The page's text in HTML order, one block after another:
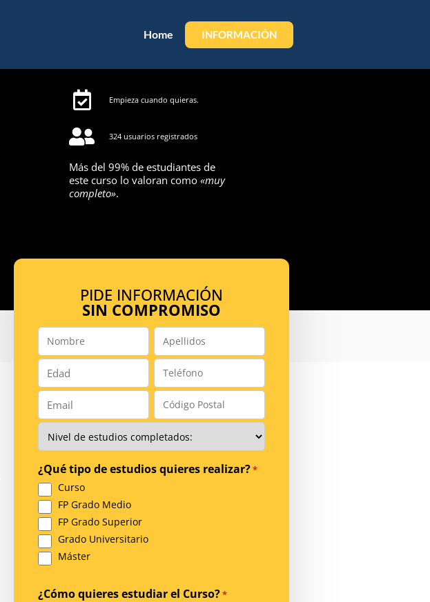
Home INFORMACIÓN
Empieza cuando quieras.
324 usuarios registrados
Más del 99% de estudiantes de
este curso lo valoran como «muy
completo».
PIDE INFORMACIÓN
SIN COMPROMISO
Nombre
*
Apellidos
Número
*
Teléfono
Email
*
Código
Postal
*
Nivel
de
Estudios
*
¿Qué tipo de estudios quieres realizar?*
Curso
FP Grado Medio
FP Grado Superior
Grado Universitario
Máster
¿Cómo quieres estudiar el Curso?*